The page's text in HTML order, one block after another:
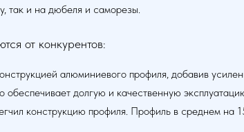
так и на дюбеля и саморезы.
от конкурентов:
алюминиевого профиля, добавив
обеспечивает долгую и качественную
конструкцию профиля. Профиль в среднем на